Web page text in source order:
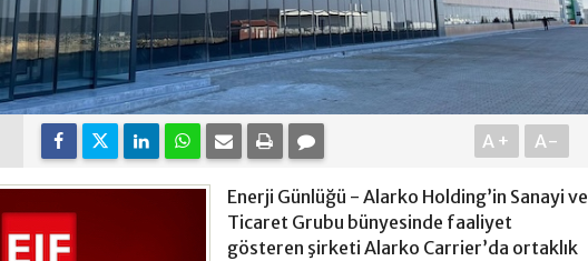
A+ A-
Enerji Günlüğü - Alarko Holding’in Sanayi ve
Ticaret Grubu bünyesinde faaliyet
gösteren şirketi Alarko Carrier’da ortaklık